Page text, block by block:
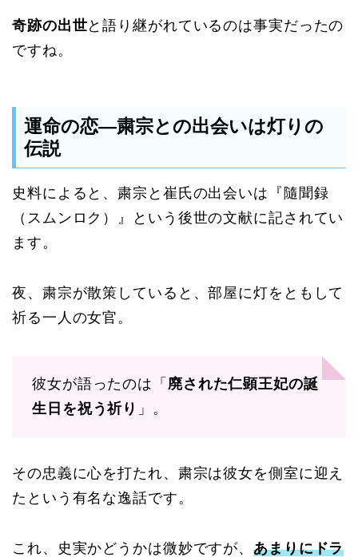
奇跡の出世と語り継がれているのは事実だったの
ですね。
運命の恋―粛宗との出会いは灯りの
伝説
史料によると、粛宗と崔氏の出会いは『隨聞録
（スムンロク）』という後世の文献に記されてい
ます。
夜、粛宗が散策していると、部屋に灯をともして
祈る一人の女官。
彼女が語ったのは「 廃された仁顕王妃の誕
生日を祝う祈り 」。
その忠義に心を打たれ、粛宗は彼女を側室に迎え
たという有名な逸話です。
これ、史実かどうかは微妙ですが、あまりにドラ